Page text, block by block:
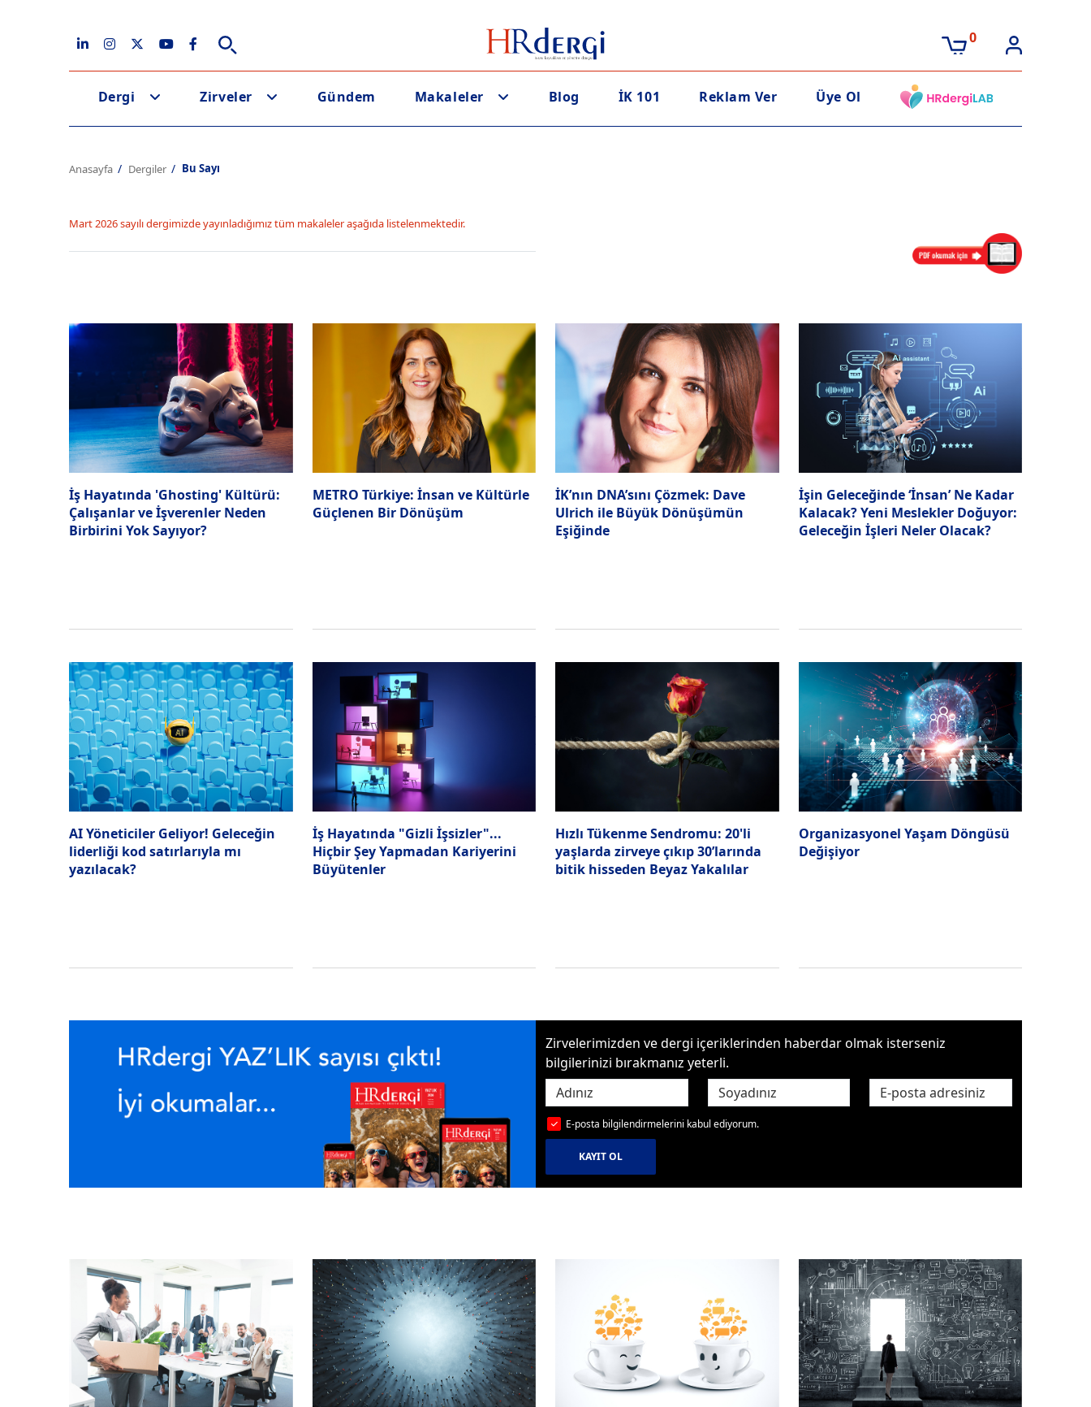
0
Dergi Zirveler Gündem Makaleler Blog İK 101 Reklam Ver Üye Ol
Anasayfa Dergiler Bu Sayı
Mart 2026 sayılı dergimizde yayınladığımız tüm makaleler aşağıda listelenmektedir.
İş Hayatında 'Ghosting' Kültürü:
Çalışanlar ve İşverenler Neden
Birbirini Yok Sayıyor?
METRO Türkiye: İnsan ve Kültürle
Güçlenen Bir Dönüşüm
İK’nın DNA’sını Çözmek: Dave
Ulrich ile Büyük Dönüşümün
Eşiğinde
İşin Geleceğinde ‘İnsan’ Ne Kadar
Kalacak? Yeni Meslekler Doğuyor:
Geleceğin İşleri Neler Olacak?
AI Yöneticiler Geliyor! Geleceğin
liderliği kod satırlarıyla mı
yazılacak?
İş Hayatında "Gizli İşsizler"...
Hiçbir Şey Yapmadan Kariyerini
Büyütenler
Hızlı Tükenme Sendromu: 20'li
yaşlarda zirveye çıkıp 30’larında
bitik hisseden Beyaz Yakalılar
Organizasyonel Yaşam Döngüsü
Değişiyor
Zirvelerimizden ve dergi içeriklerinden haberdar olmak isterseniz
bilgilerinizi bırakmanız yeterli.
E-posta bilgilendirmelerini kabul ediyorum.
KAYIT OL